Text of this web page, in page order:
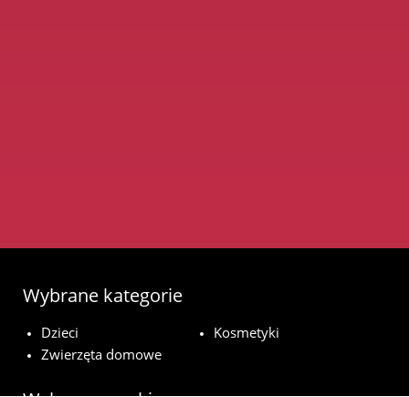
Wybrane kategorie
Dzieci
Kosmetyki
Zwierzęta domowe